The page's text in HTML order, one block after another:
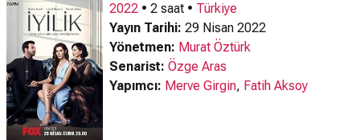
2022 • 2 saat • Türkiye
Yayın Tarihi: 29 Nisan 2022
Yönetmen: Murat Öztürk
Senarist: Özge Aras
Yapımcı: Merve Girgin, Fatih Aksoy